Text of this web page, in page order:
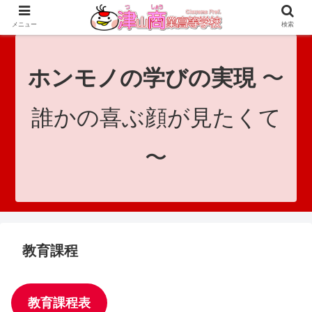
since 1921｜地域と共に未来へつなげ！｜Tsuyama Commercial High School
ホンモノの学びの実現〜
誰かの喜ぶ顔が見たくて
〜
教育課程
教育課程表
メニュー 検索